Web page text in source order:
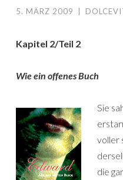
5. MÄRZ 2009
Kapitel 2/Teil 2
Wie ein offenes Buch
Sie
voller
die